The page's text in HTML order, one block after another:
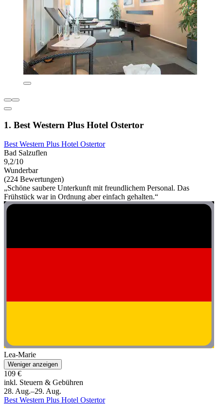
1. Best Western Plus Hotel Ostertor
Best Western Plus Hotel Ostertor
Bad Salzuflen
9,2/10
Wunderbar
(224 Bewertungen)
„Schöne saubere Unterkunft mit freundlichem Personal. Das
Frühstück war in Ordnung aber einfach gehalten.“
Lea-Marie
Weniger anzeigen
109 €
inkl. Steuern & Gebühren
28. Aug.–29. Aug.
Best Western Plus Hotel Ostertor